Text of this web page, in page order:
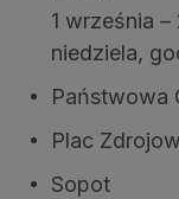
1 września
niedziela,
Państwowa
Plac
Sopot